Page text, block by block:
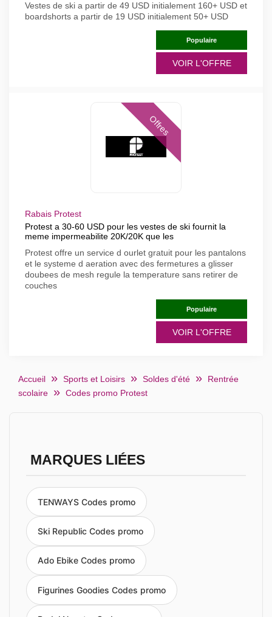
Vestes de ski a partir de 49 USD initialement 160+ USD et
boardshorts a partir de 19 USD initialement 50+ USD
Populaire
VOIR L'OFFRE
Offres
Rabais Protest
Protest a 30-60 USD pour les vestes de ski fournit la
meme impermeabilite 20K/20K que les
Protest offre un service d ourlet gratuit pour les pantalons
et le systeme d aeration avec des fermetures a glisser
doubees de mesh regule la temperature sans retirer de
couches
Populaire
VOIR L'OFFRE
Accueil Sports et Loisirs Soldes d'été
Rentrée
scolaire
Codes promo Protest
MARQUES LIÉES
TENWAYS Codes promo
Ski Republic Codes promo
Ado Ebike Codes promo
Figurines Goodies Codes promo